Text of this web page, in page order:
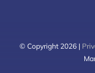
© Copyright 2026 |